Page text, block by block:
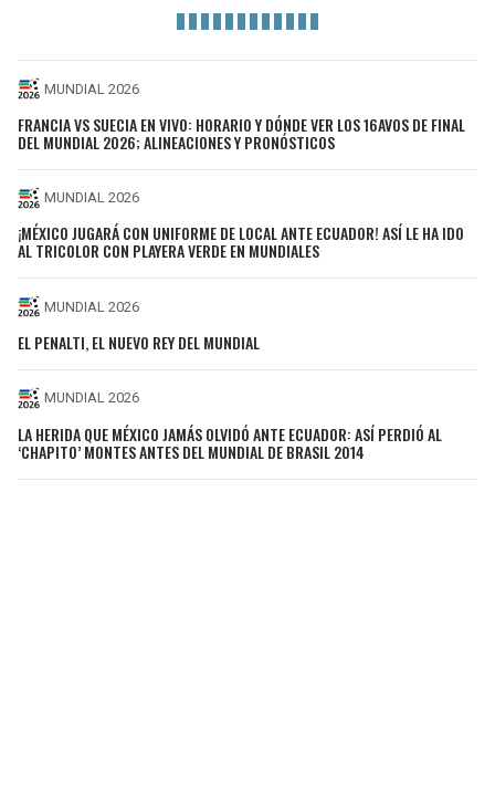
MUNDIAL 2026
FRANCIA VS SUECIA EN VIVO: HORARIO Y DÓNDE VER LOS 16AVOS DE FINAL
DEL MUNDIAL 2026; ALINEACIONES Y PRONÓSTICOS
MUNDIAL 2026
¡MÉXICO JUGARÁ CON UNIFORME DE LOCAL ANTE ECUADOR! ASÍ LE HA IDO
AL TRICOLOR CON PLAYERA VERDE EN MUNDIALES
MUNDIAL 2026
EL PENALTI, EL NUEVO REY DEL MUNDIAL
MUNDIAL 2026
LA HERIDA QUE MÉXICO JAMÁS OLVIDÓ ANTE ECUADOR: ASÍ PERDIÓ AL
‘CHAPITO’ MONTES ANTES DEL MUNDIAL DE BRASIL 2014